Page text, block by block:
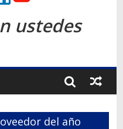
ustedes
del año